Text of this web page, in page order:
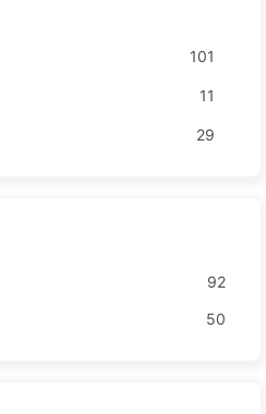
101
11
29
92
50